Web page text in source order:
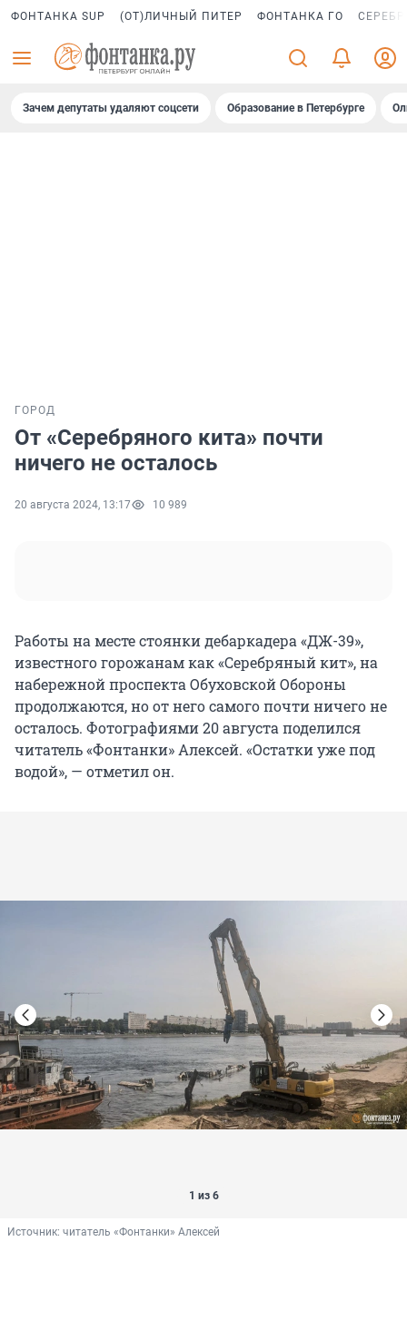
ФОНТАНКА SUP (ОТ)ЛИЧНЫЙ ПИТЕР ФОНТАНКА ГО
Зачем депутаты удаляют соцсети Образование в Петербурге
ГОРОД
От «Серебряного кита» почти
ничего не осталось
20 августа 2024, 13:17 10 989
Работы на месте стоянки дебаркадера «ДЖ-39»,
известного горожанам как «Серебряный кит», на
набережной проспекта Обуховской Обороны
продолжаются, но от него самого почти ничего не
осталось. Фотографиями 20 августа поделился
читатель «Фонтанки» Алексей. «Остатки уже под
водой», — отметил он.
1 из 6
Источник: читатель «Фонтанки» Алексей